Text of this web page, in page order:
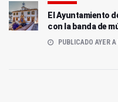
El Ayuntamiento
con la banda de
PUBLICADO AYER